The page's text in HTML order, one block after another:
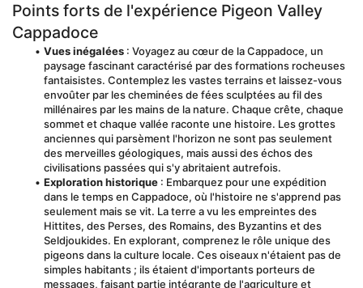
Points forts de l'expérience Pigeon Valley
Cappadoce
Vues inégalées : Voyagez au cœur de la Cappadoce, un
paysage fascinant caractérisé par des formations rocheuses
fantaisistes. Contemplez les vastes terrains et laissez-vous
envoûter par les cheminées de fées sculptées au fil des
millénaires par les mains de la nature. Chaque crête, chaque
sommet et chaque vallée raconte une histoire. Les grottes
anciennes qui parsèment l'horizon ne sont pas seulement
des merveilles géologiques, mais aussi des échos des
civilisations passées qui s'y abritaient autrefois.
Exploration historique : Embarquez pour une expédition
dans le temps en Cappadoce, où l'histoire ne s'apprend pas
seulement mais se vit. La terre a vu les empreintes des
Hittites, des Perses, des Romains, des Byzantins et des
Seldjoukides. En explorant, comprenez le rôle unique des
pigeons dans la culture locale. Ces oiseaux n'étaient pas de
simples habitants ; ils étaient d'importants porteurs de
messages, faisant partie intégrante de l'agriculture et